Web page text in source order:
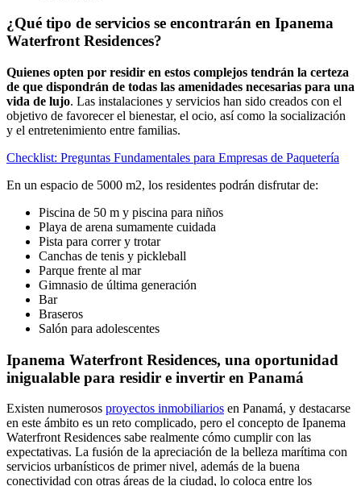
¿Qué tipo de servicios se encontrarán en Ipanema
Waterfront Residences?
Quienes opten por residir en estos complejos tendrán la certeza
de que dispondrán de todas las amenidades necesarias para una
vida de lujo. Las instalaciones y servicios han sido creados con el
objetivo de favorecer el bienestar, el ocio, así como la socialización
y el entretenimiento entre familias.
Checklist: Preguntas Fundamentales para Empresas de Paquetería
En un espacio de 5000 m2, los residentes podrán disfrutar de:
Piscina de 50 m y piscina para niños
Playa de arena sumamente cuidada
Pista para correr y trotar
Canchas de tenis y pickleball
Parque frente al mar
Gimnasio de última generación
Bar
Braseros
Salón para adolescentes
Ipanema Waterfront Residences, una oportunidad
inigualable para residir e invertir en Panamá
Existen numerosos proyectos inmobiliarios en Panamá, y destacarse
en este ámbito es un reto complicado, pero el concepto de Ipanema
Waterfront Residences sabe realmente cómo cumplir con las
expectativas. La fusión de la apreciación de la belleza marítima con
servicios urbanísticos de primer nivel, además de la buena
conectividad con otras áreas de la ciudad, lo coloca entre los